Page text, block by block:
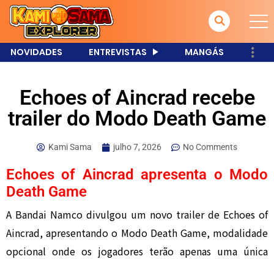
NOVIDADES ENTREVISTAS MANGÁS
Echoes of Aincrad recebe
trailer do Modo Death Game
Kami Sama julho 7, 2026 No Comments
Echoes of Aincrad apresenta o Modo
Death Game
A Bandai Namco divulgou um novo trailer de Echoes of
Aincrad, apresentando o Modo Death Game, modalidade
opcional onde os jogadores terão apenas uma única